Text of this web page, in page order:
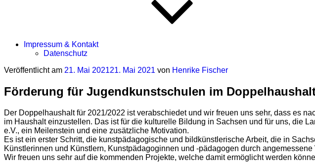
Impressum & Kontakt
Datenschutz
Veröffentlicht am 21. Mai 202121. Mai 2021 von Henrike Fischer
Förderung für Jugendkunstschulen im
Der Doppelhaushalt für 2021/2022 ist verabschiedet und wir freuen uns sehr, dass es
im Haushalt einzustellen. Das ist für die kulturelle Bildung in Sachsen und für uns, die
e.V., ein Meilenstein und eine zusätzliche Motivation.
Es ist ein erster Schritt, die kunstpädagogische und bildkünstlerische Arbeit, die in
Künstlerinnen und Künstlern, Kunstpädagoginnen und -pädagogen durch
Wir freuen uns sehr auf die kommenden Projekte, welche damit ermöglicht werden